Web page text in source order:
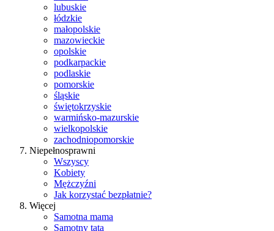
lubuskie
łódzkie
małopolskie
mazowieckie
opolskie
podkarpackie
podlaskie
pomorskie
śląskie
świętokrzyskie
warmińsko-mazurskie
wielkopolskie
zachodniopomorskie
Niepełnosprawni
Wszyscy
Kobiety
Mężczyźni
Jak korzystać bezpłatnie?
Więcej
Samotna mama
Samotny tata